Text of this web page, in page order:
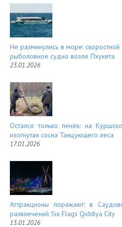
Не разминулись в море: скоростной
рыболовное судно возле Пхукета
23.01.2026
Остался только пенёк: на
изогнутая сосна Танцующего леса
17.01.2026
Аттракционы поражают: в
развлечений Six Flags Qiddiya City
13.01.2026